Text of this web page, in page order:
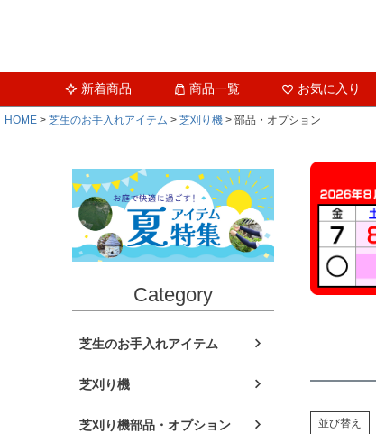
新着商品 商品一覧 お気に入り
HOME 芝生のお手入れアイテム 芝刈り機 部品・オプション
Category
芝生のお手入れアイテム
芝刈り機
芝刈り機部品・オプション 並び替え